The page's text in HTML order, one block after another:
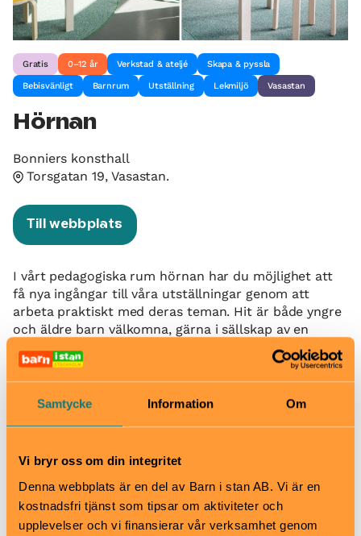
Samtycke Information Om
Vi bryr oss om din integritet
Denna webbplats är en del av Barn i stan AB. Vi är en
kostnadsfri tjänst som tipsar om aktiviteter och
upplevelser och vi finansierar vår verksamhet genom
Gratis 0–12 år Verkstad & ateljé Skapa & pyssla
Bebisvänligt Barnrum Utställning Lekmiljö Vasastan
Hörnan
Bonniers konsthall
Torsgatan 19, Vasastan.
Till webbplats
I vårt pedagogiska rum hörnan har du möjlighet att
få nya ingångar till våra utställningar genom att
arbeta praktiskt med deras teman. Hit är både yngre
och äldre barn välkomna, gärna i sällskap av en
vuxen. Hörnan ligger en våning ner från
utställningssalarna och du kan ta trappan eller
hissen för att komma hit.
Tor-fre: kl 11-17
I perioder har Bonniers Konsthall stängt för
omhängning, för mer info se bonnierskonsthall.se